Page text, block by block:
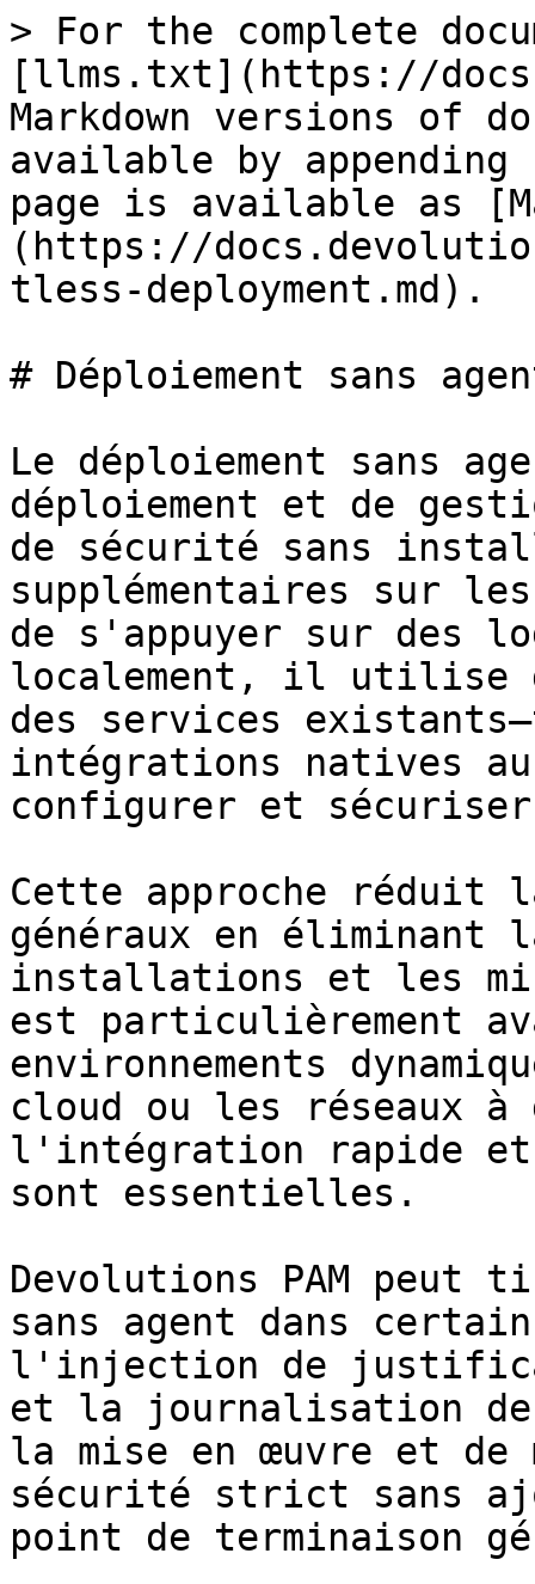
> For the complete
[llms.txt](https://
Markdown versions of
available by
page is available as
(https://
tless-deployment.md).
# Déploiement sans
Le déploiement sans
déploiement et de
de sécurité sans
supplémentaires sur
de s'appuyer sur des
localement, il utilise
des services
intégrations natives
configurer et
Cette approche
généraux en éliminant
installations et les
est particulièrement
environnements
cloud ou les réseaux à
l'intégration rapide et
sont essentielles.
Devolutions PAM peut
sans agent dans
l'injection de
et la journalisation
la mise en œuvre et de
sécurité strict sans
point de terminaison